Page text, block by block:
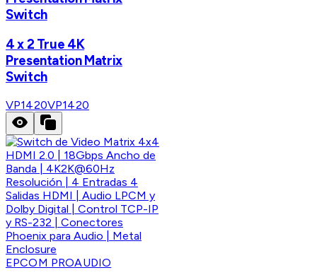
Switch
4 x 2 True 4K
Presentation Matrix
Switch
VP1420VP1420
EPCOM PROAUDIO